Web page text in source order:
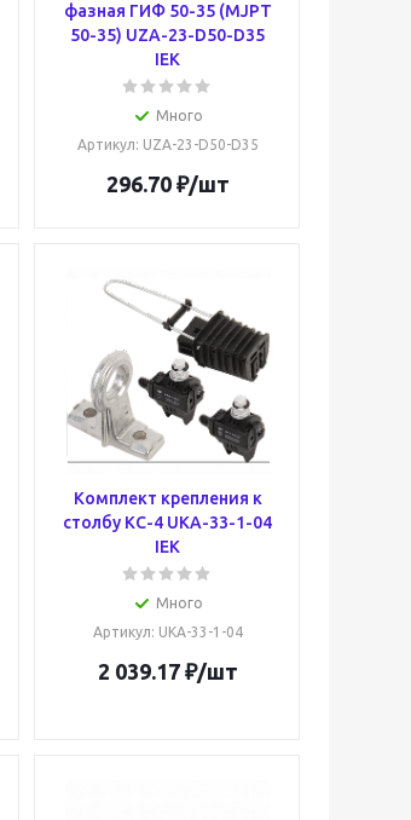
фазная ГИФ 50-35 (MJPT
50-35) UZA-23-D50-D35
IEK
Много
Артикул: UZA-23-D50-D35
296.70₽/шт
Комплект крепления к
столбу КС-4 UKA-33-1-04
IEK
Много
Артикул: UKA-33-1-04
2 039.17₽/шт